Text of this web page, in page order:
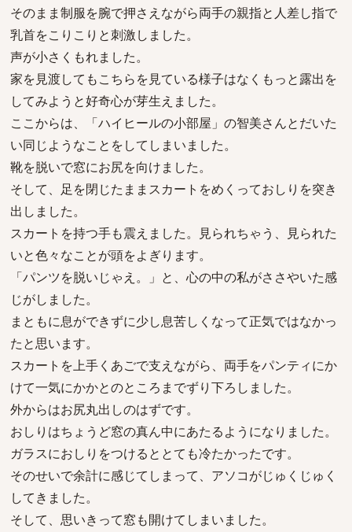
そのまま制服を腕で押さえながら両手の親指と人差し指で
乳首をこりこりと刺激しました。
声が小さくもれました。
家を見渡してもこちらを見ている様子はなくもっと露出を
してみようと好奇心が芽生えました。
ここからは、「ハイヒールの小部屋」の智美さんとだいた
い同じようなことをしてしまいました。
靴を脱いで窓にお尻を向けました。
そして、足を閉じたままスカートをめくっておしりを突き
出しました。
スカートを持つ手も震えました。見られちゃう、見られた
いと色々なことが頭をよぎります。
「パンツを脱いじゃえ。」と、心の中の私がささやいた感
じがしました。
まともに息ができずに少し息苦しくなって正気ではなかっ
たと思います。
スカートを上手くあごで支えながら、両手をパンティにか
けて一気にかかとのところまでずり下ろしました。
外からはお尻丸出しのはずです。
おしりはちょうど窓の真ん中にあたるようになりました。
ガラスにおしりをつけるととても冷たかったです。
そのせいで余計に感じてしまって、アソコがじゅくじゅく
してきました。
そして、思いきって窓も開けてしまいました。